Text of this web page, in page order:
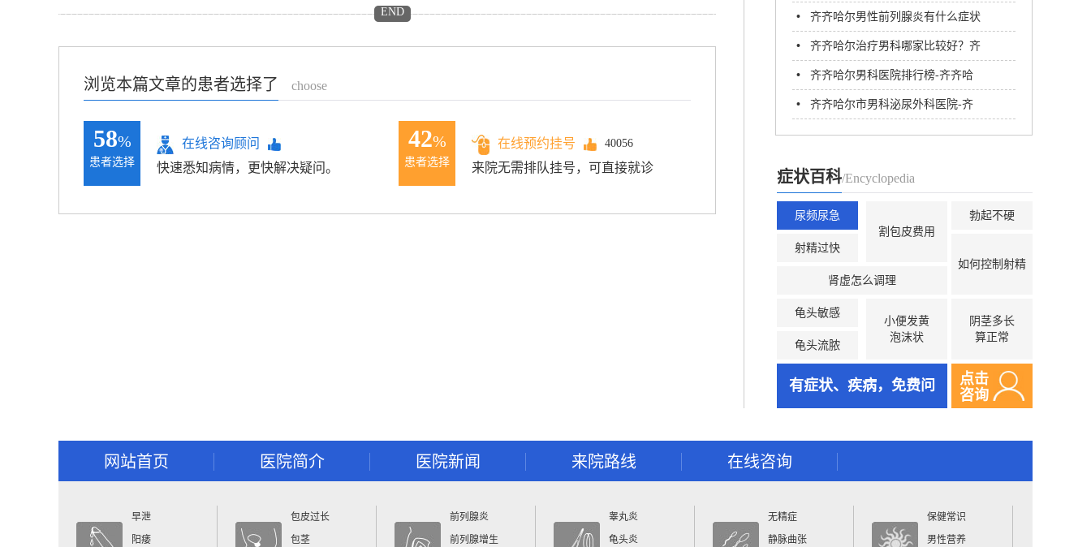
END
浏览本篇文章的患者选择了 choose
58%
患者选择
在线咨询顾问
快速悉知病情，更快解决疑问。
42%
患者选择
在线预约挂号 40056
来院无需排队挂号，可直接就诊
• 齐齐哈尔男性前列腺炎有什么症状
和危害性
• 齐齐哈尔治疗男科哪家比较好？齐
齐哈尔附大男科医院
• 齐齐哈尔男科医院排行榜-齐齐哈
尔附大男科医院
• 齐齐哈尔市男科泌尿外科医院-齐
齐哈尔附大男科医院
症状百科/Encyclopedia
尿频尿急
割包皮费用
射精过快
肾虚怎么调理
龟头敏感
小便发黄
泡沫状
龟头流脓
勃起不硬
如何控制射精
阴茎多长
算正常
有症状、疾病，免费问
点击
咨询
网站首页 医院简介 医院新闻 来院路线 在线咨询
早泄
阳痿
包皮过长
包茎
前列腺炎
前列腺增生
睾丸炎
龟头炎
无精症
静脉曲张
保健常识
男性营养